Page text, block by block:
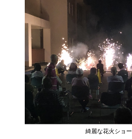
綺麗な花火ショー